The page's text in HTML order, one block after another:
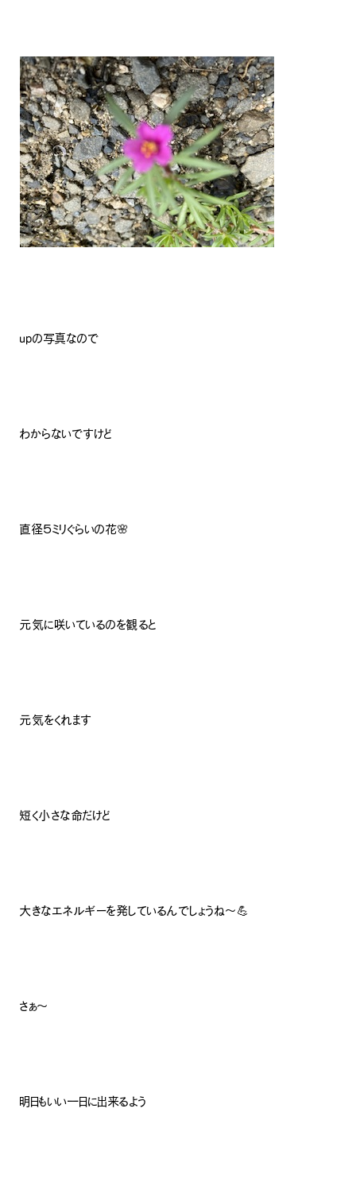
upの写真なので
わからないですけど
直径５ミリぐらいの花🌸
元気に咲いているのを観ると
元気をくれます
短く小さな命だけど
大きなエネルギーを発しているんでしょうね〜💪
さぁ〜
明日もいい一日に出来るよう